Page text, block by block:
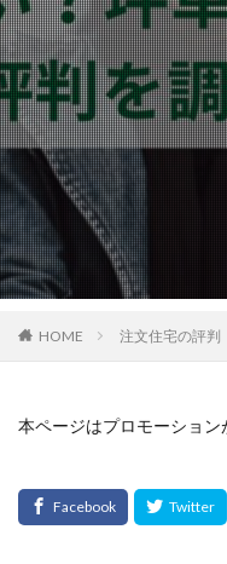
HOME 注文住宅の評判
本ページはプロモーション